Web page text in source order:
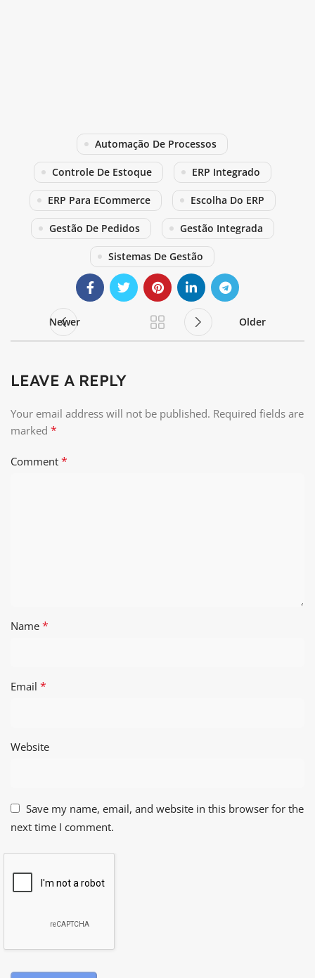
Automação De Processos
Controle De Estoque ERP Integrado
ERP Para ECommerce Escolha Do ERP
Gestão De Pedidos Gestão Integrada
Sistemas De Gestão
Newer Older
LEAVE A REPLY
Your email address will not be published. Required fields are
marked *
Comment *
Name *
Email *
Website
Save my name, email, and website in this browser for the
next time I comment.